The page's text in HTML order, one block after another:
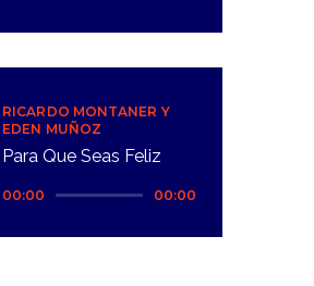
audio
RICARDO MONTANER Y
EDEN MUÑOZ
Para Que Seas Feliz
audio
00:00 00:00